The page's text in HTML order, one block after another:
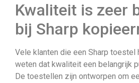
Kwaliteit is zeer
bij Sharp
Vele klanten die een Sharp toestel
weten dat kwaliteit een belangrijk
De toestellen zijn ontworpen om